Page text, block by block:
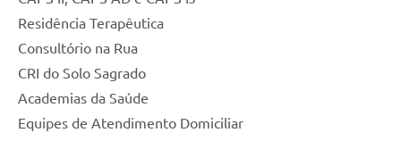
Residência Terapêutica
Consultório na Rua
CRI do Solo Sagrado
Academias da Saúde
Equipes de Atendimento Domiciliar